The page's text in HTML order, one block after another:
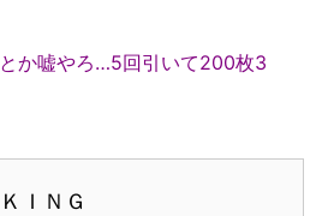
か嘘やろ…5回引いて200枚3
ＩＮＧ